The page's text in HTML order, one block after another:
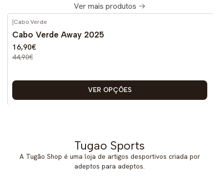
Ver mais produtos
-62% DESCONTO
|Cabo Verde
Cabo Verde Away 2025
16,90€
44,90€
VER OPÇÕES
Tugao Sports
A Tugão Shop é uma loja de artigos desportivos criada por
adeptos para adeptos.